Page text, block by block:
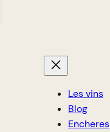
Les vins
Blog
Encheres